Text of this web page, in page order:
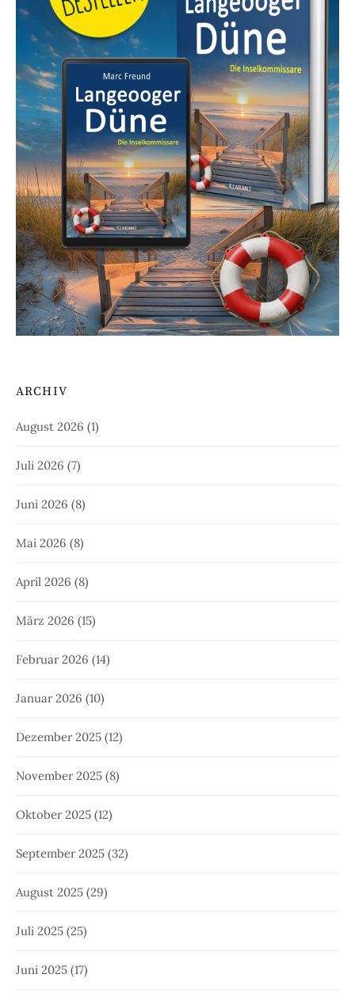
ARCHIV
August 2026 (1)
Juli 2026 (7)
Juni 2026 (8)
Mai 2026 (8)
April 2026 (8)
März 2026 (15)
Februar 2026 (14)
Januar 2026 (10)
Dezember 2025 (12)
November 2025 (8)
Oktober 2025 (12)
September 2025 (32)
August 2025 (29)
Juli 2025 (25)
Juni 2025 (17)